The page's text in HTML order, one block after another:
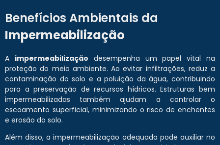
Benefícios Ambientais da
Impermeabilização
A impermeabilização desempenha um papel vital na
proteção do meio ambiente. Ao evitar infiltrações, reduz a
contaminação do solo e a poluição da água, contribuindo
para a preservação de recursos hídricos. Estruturas bem
impermeabilizadas também ajudam a controlar o
escoamento superficial, minimizando o risco de enchentes
e erosão do solo.
Além disso, a impermeabilização adequada pode auxiliar no